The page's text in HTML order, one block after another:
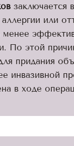
заключается
или
По этой
придания
инвазивной
в ходе